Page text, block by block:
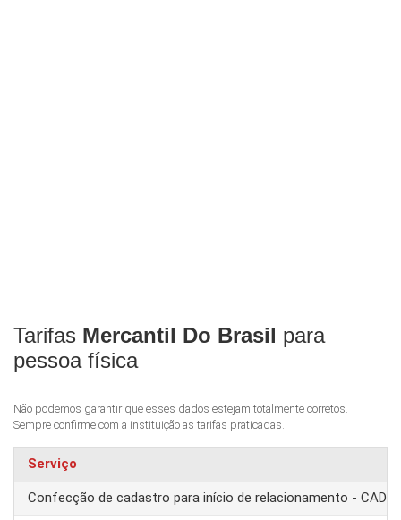
Tarifas Mercantil Do Brasil para
pessoa física
Não podemos garantir que esses dados estejam totalmente corretos.
Sempre confirme com a instituição as tarifas praticadas.
Serviço
Confecção de cadastro para início de relacionamento -